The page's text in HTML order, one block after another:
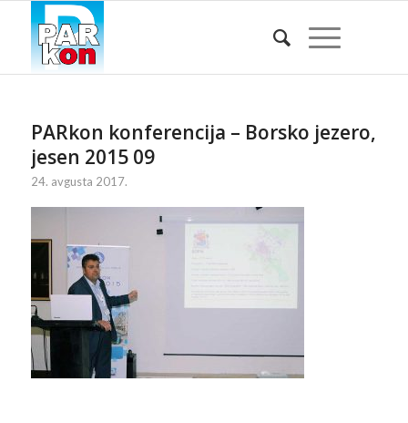
PARkon konferencija – Borsko jezero,
jesen 2015 09
24. avgusta 2017.